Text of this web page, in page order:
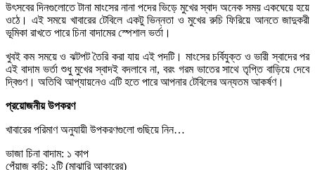
উৎসবের দিনগুলোতে টানা মাংসের নানা পদের ভিড়ে মুখের স্বাদ অনেক সময় একঘেয়ে হয়ে
ওঠে। এই সময়ে খাবারের টেবিলে একটু ভিন্নতা ও মুখের রুচি ফিরিয়ে আনতে জাদুকরী
ভূমিকা রাখতে পারে চিনা বাদামের স্পেশাল ভর্তা।
খুবই কম সময়ে ও ঝটপট তৈরি করা যায় এই পদটি। মাংসের চর্বিযুক্ত ও ভারী স্বাদের পর
এই বাদাম ভর্তা শুধু মুখের স্বাদই বদলাবে না, বরং গরম ভাতের সাথে তৃপ্তি বাড়িয়ে দেবে
দ্বিগুণ। অতিথি আপ্যায়নেও এটি হতে পারে আপনার টেবিলের অন্যতম আকর্ষণ।
প্রয়োজনীয় উপকরণ
খাবারের পরিমাণ অনুযায়ী উপকরণগুলো গুছিয়ে নিন…
ভাজা চিনা বাদাম: ১ কাপ
পেঁয়াজ কুচি: ২টি (মাঝারি আকারের)